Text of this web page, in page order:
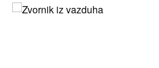
Slika